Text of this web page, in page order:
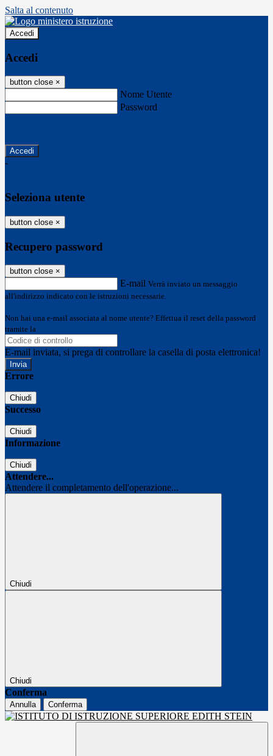
Salta al contenuto
Accedi
Accedi
button close ×
Nome Utente
Password
-
Seleziona utente
button close ×
Recupero password
button close ×
E-mail Verrà inviato un messaggio
all'indirizzo indicato con le istruzioni necessarie.
Non hai una e-mail associata al nome utente? Effettua il reset della password
tramite la
E-mail inviata, si prega di controllare la casella di posta elettronica!
Errore
Chiudi
Successo
Chiudi
Informazione
Chiudi
Attendere...
Attendere il completamento dell'operazione...
Chiudi
Chiudi
Conferma
Annulla Conferma